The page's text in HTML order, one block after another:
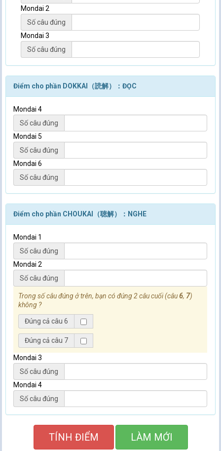
Mondai 2
Số câu đúng
Mondai 3
Số câu đúng
Điểm cho phần DOKKAI（読解）：ĐỌC
Mondai 4
Số câu đúng
Mondai 5
Số câu đúng
Mondai 6
Số câu đúng
Điểm cho phần CHOUKAI（聴解）：NGHE
Mondai 1
Số câu đúng
Mondai 2
Số câu đúng
Trong số câu đúng ở trên, bạn có đúng 2 câu cuối (câu6, 7)
không ?
Đúng cả câu 6
Đúng cả câu 7
Mondai 3
Số câu đúng
Mondai 4
Số câu đúng
TÍNH ĐIỂM LÀM MỚI